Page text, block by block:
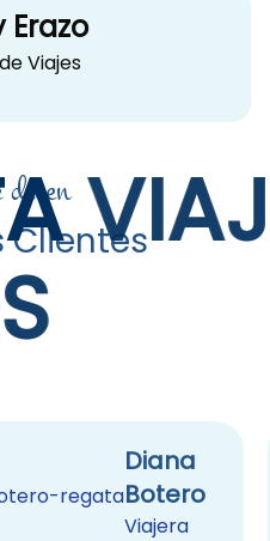
AVIAJ
S
Erazo
Viajes
dicen
Clientes
Diana
Botero
Viajera